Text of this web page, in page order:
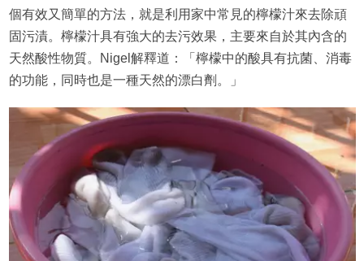
個有效又簡單的方法，就是利用家中常見的檸檬汁來去除頑
固污漬。檸檬汁具有強大的去污效果，主要來自於其內含的
天然酸性物質。Nigel解釋道：「檸檬中的酸具有抗菌、消毒
的功能，同時也是一種天然的漂白劑。」